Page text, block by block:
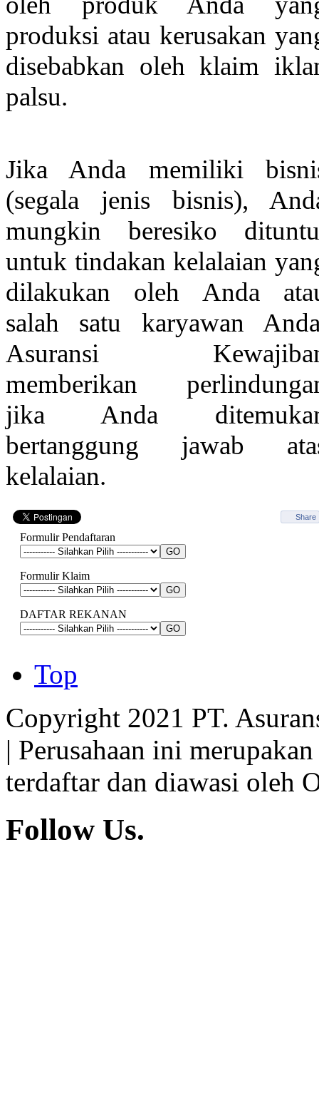
produksi atau kerusakan
disebabkan oleh klaim
palsu.
Jika Anda memiliki
(segala jenis bisnis),
mungkin beresiko
untuk tindakan kelalaian
dilakukan oleh Anda
salah satu karyawan
Asuransi
memberikan
jika Anda
bertanggung jawab
kelalaian.
Share
Formulir Pendaftaran
Formulir Klaim
DAFTAR REKANAN
Top
Copyright 2021 PT.
| Perusahaan ini
terdaftar dan diawasi oleh
Follow Us.